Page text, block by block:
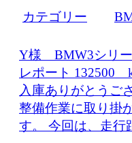
カテゴリー
Y様 BMW3シリ
レポート 132500
入庫ありがとうご
整備作業に取り掛
す。 今回は、走